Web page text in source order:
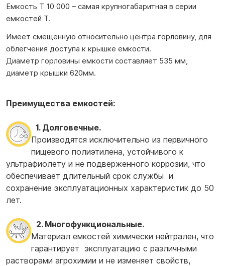
Емкость T 10 000 – самая крупногабаритная в серии
емкостей T.
Имеет смещенную относительно центра горловину, для
облегчения доступа к крышке емкости.
Диаметр горловины емкости составляет 535 мм,
диаметр крышки 620мм.
Преимущества емкостей:
1. Долговечные.
Производятся исключительно из первичного
пищевого полиэтилена, устойчивого к
ультрафиолету и не подверженного коррозии, что
обеспечивает длительный срок службы и
сохранение эксплуатационных характеристик до 50
лет.
2. Многофункциональные.
Материал емкостей химически нейтрален, что
гарантирует эксплуатацию с различными
растворами агрохимии и не изменяет свойств,